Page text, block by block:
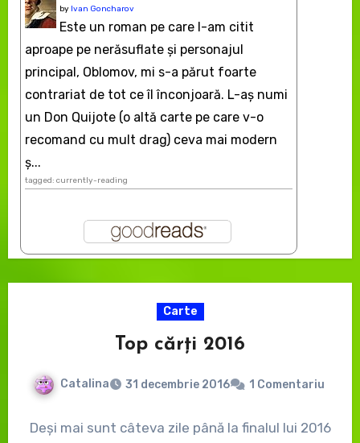
by Ivan Goncharov
Este un roman pe care l-am citit
aproape pe nerăsuflate şi personajul
principal, Oblomov, mi s-a părut foarte
contrariat de tot ce îl înconjoară. L-aş numi
un Don Quijote (o altă carte pe care v-o
recomand cu mult drag) ceva mai modern
ș...
tagged: currently-reading
Carte
Top cărți 2016
Catalina 31 decembrie 2016 1 Comentariu
Deși mai sunt câteva zile până la finalul lui 2016